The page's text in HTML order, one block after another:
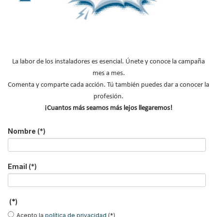
fomentar la rehabilitación energética de edificiosy concienciar a
la población del importante ahorro en el consumo energético
Comienza la Cumbre de la
Rehabilitación con una amplia
oferta para los profesionales de
Publicado en Hemeroteca Ferias 22 Oct 2015
La labor de los instaladores es esencial. Únete y conoce la campaña
mes a mes.
Comenta y comparte cada acción. Tú también puedes dar a conocer la
profesión.
¡Cuantos más seamos más lejos llegaremos!
Nombre (*)
Email (*)
(*)
Acepto la política de privacidad (*)